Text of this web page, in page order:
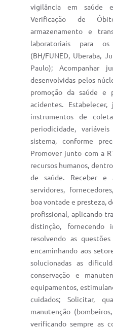
vigilância em saúde
Verificação de
armazenamento e
laboratoriais para
(BH/FUNED, Uberaba,
Paulo); Acompanhar
desenvolvidas pelos
promoção da saúde e
acidentes.
instrumentos de
periodicidade,
sistema, conforme
Promover junto com a
recursos humanos,
de saúde. Receber e
servidores,
boa vontade e presteza,
profissional, aplicando
distinção, fornecendo
resolvendo as
encaminhando aos
solucionadas as
conservação e
equipamentos,
cuidados; Solicitar,
manutenção
verificando sempre as